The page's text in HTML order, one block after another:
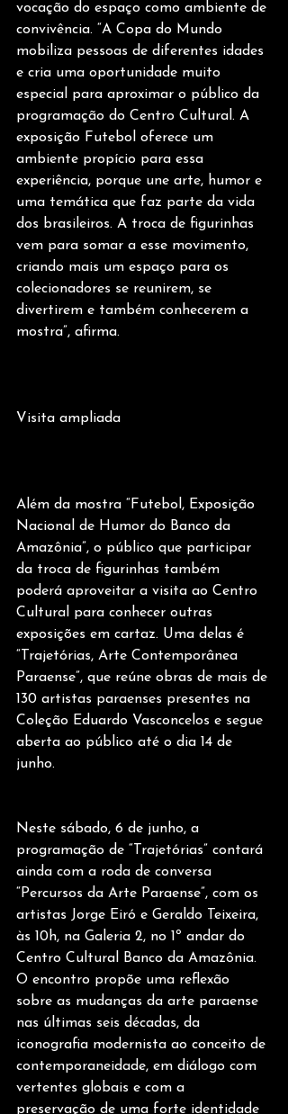
vocação do espaço como ambiente de
convivência. “A Copa do Mundo
mobiliza pessoas de diferentes idades
e cria uma oportunidade muito
especial para aproximar o público da
programação do Centro Cultural. A
exposição Futebol oferece um
ambiente propício para essa
experiência, porque une arte, humor e
uma temática que faz parte da vida
dos brasileiros. A troca de figurinhas
vem para somar a esse movimento,
criando mais um espaço para os
colecionadores se reunirem, se
divertirem e também conhecerem a
mostra”, afirma.
Visita ampliada
Além da mostra “Futebol, Exposição
Nacional de Humor do Banco da
Amazônia”, o público que participar
da troca de figurinhas também
poderá aproveitar a visita ao Centro
Cultural para conhecer outras
exposições em cartaz. Uma delas é
“Trajetórias, Arte Contemporânea
Paraense”, que reúne obras de mais de
130 artistas paraenses presentes na
Coleção Eduardo Vasconcelos e segue
aberta ao público até o dia 14 de
junho.
Neste sábado, 6 de junho, a
programação de “Trajetórias” contará
ainda com a roda de conversa
“Percursos da Arte Paraense”, com os
artistas Jorge Eiró e Geraldo Teixeira,
às 10h, na Galeria 2, no 1º andar do
Centro Cultural Banco da Amazônia.
O encontro propõe uma reflexão
sobre as mudanças da arte paraense
nas últimas seis décadas, da
iconografia modernista ao conceito de
contemporaneidade, em diálogo com
vertentes globais e com a
preservação de uma forte identidade